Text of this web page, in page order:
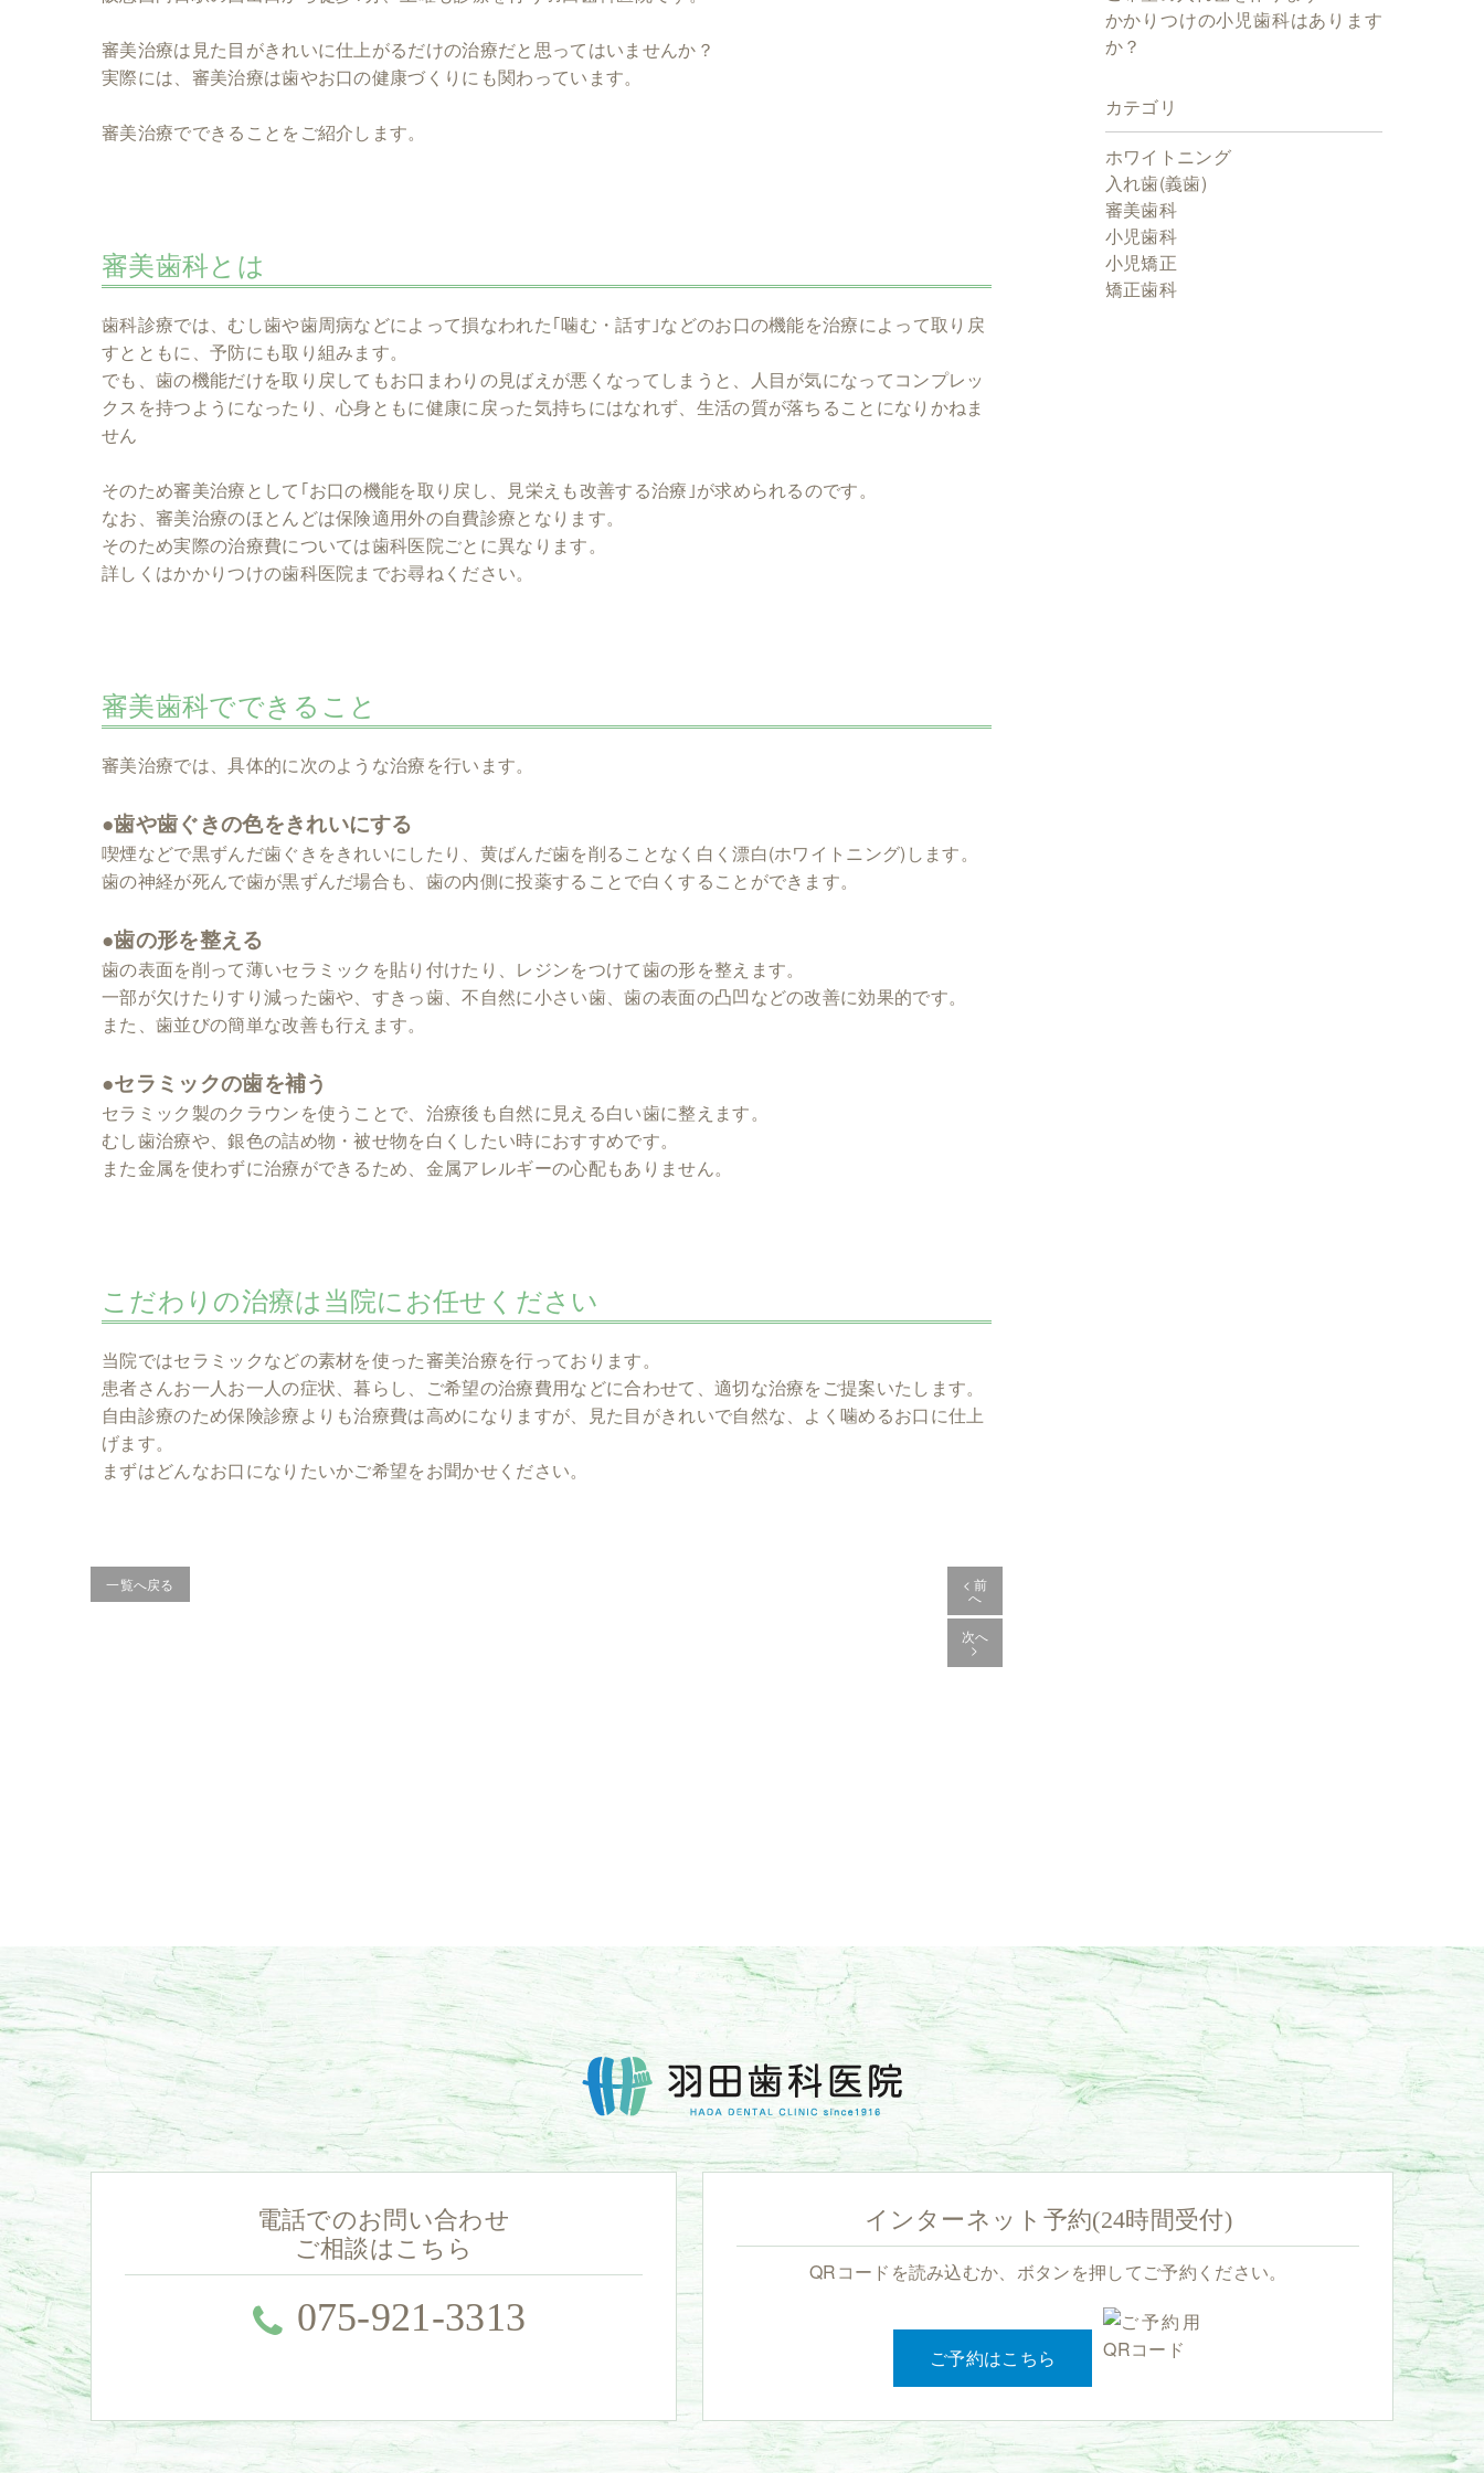
審美治療は見た目がきれいに仕上がるだけの治療だと思ってはいませんか？
実際には、審美治療は歯やお口の健康づくりにも関わっています。
審美治療でできることをご紹介します。
審美歯科とは
歯科診療では、むし歯や歯周病などによって損なわれた｢噛む・話す｣などのお口の機能を治療によって取り戻
すとともに、予防にも取り組みます。
でも、歯の機能だけを取り戻してもお口まわりの見ばえが悪くなってしまうと、人目が気になってコンプレッ
クスを持つようになったり、心身ともに健康に戻った気持ちにはなれず、生活の質が落ちることになりかねま
せん
そのため審美治療として｢お口の機能を取り戻し、見栄えも改善する治療｣が求められるのです。
なお、審美治療のほとんどは保険適用外の自費診療となります。
そのため実際の治療費については歯科医院ごとに異なります。
詳しくはかかりつけの歯科医院までお尋ねください。
審美歯科でできること
審美治療では、具体的に次のような治療を行います。
●歯や歯ぐきの色をきれいにする
喫煙などで黒ずんだ歯ぐきをきれいにしたり、黄ばんだ歯を削ることなく白く漂白(ホワイトニング)します。
歯の神経が死んで歯が黒ずんだ場合も、歯の内側に投薬することで白くすることができます。
●歯の形を整える
歯の表面を削って薄いセラミックを貼り付けたり、レジンをつけて歯の形を整えます。
一部が欠けたりすり減った歯や、すきっ歯、不自然に小さい歯、歯の表面の凸凹などの改善に効果的です。
また、歯並びの簡単な改善も行えます。
●セラミックの歯を補う
セラミック製のクラウンを使うことで、治療後も自然に見える白い歯に整えます。
むし歯治療や、銀色の詰め物・被せ物を白くしたい時におすすめです。
また金属を使わずに治療ができるため、金属アレルギーの心配もありません。
こだわりの治療は当院にお任せください
当院ではセラミックなどの素材を使った審美治療を行っております。
患者さんお一人お一人の症状、暮らし、ご希望の治療費用などに合わせて、適切な治療をご提案いたします。
自由診療のため保険診療よりも治療費は高めになりますが、見た目がきれいで自然な、よく噛めるお口に仕上
げます。
まずはどんなお口になりたいかご希望をお聞かせください。
一覧へ戻る < 前
へ
次へ
>
かかりつけの小児歯科はあります
か？
カテゴリ
ホワイトニング
入れ歯(義歯)
審美歯科
小児歯科
小児矯正
矯正歯科
電話でのお問い合わせ
ご相談はこちら
075-921-3313
インターネット予約(24時間受付)
QRコードを読み込むか、ボタンを押してご予約ください。
ご予約はこちら